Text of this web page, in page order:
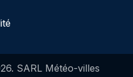
. SARL Météo-villes